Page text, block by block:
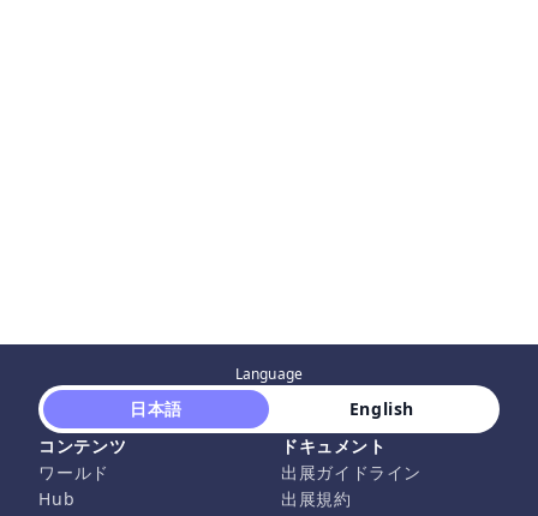
Language
日本語
English
コンテンツ
ワールド
Hub
ドキュメント
出展ガイドライン
出展規約